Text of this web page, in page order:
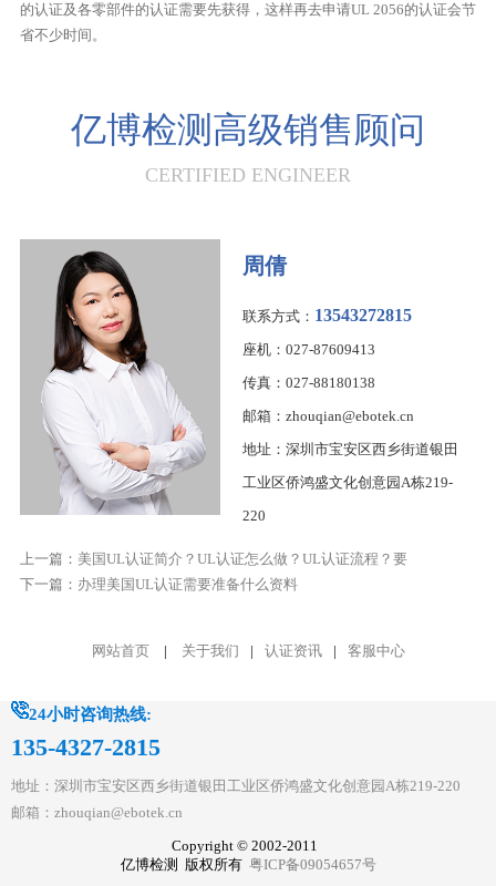
的认证及各零部件的认证需要先获得，这样再去申请UL 2056的认证会节
省不少时间。
亿博检测高级销售顾问
CERTIFIED ENGINEER
周倩
联系方式： 13543272815
座机：027-87609413
传真：027-88180138
邮箱：zhouqian@ebotek.cn
地址：深圳市宝安区西乡街道银田
工业区侨鸿盛文化创意园A栋219-
220
上一篇： 美国UL认证简介？UL认证怎么做？UL认证流程？要
下一篇： 办理美国UL认证需要准备什么资料
网站首页 | 关于我们 | 认证资讯 | 客服中心
24小时咨询热线:
135-4327-2815
地址：深圳市宝安区西乡街道银田工业区侨鸿盛文化创意园A栋219-220
邮箱：zhouqian@ebotek.cn
Copyright © 2002-2011
亿博检测 版权所有 粤ICP备09054657号